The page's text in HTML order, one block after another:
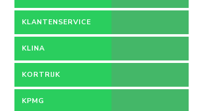
KLANTENSERVICE
KLINA
KORTRIJK
KPMG